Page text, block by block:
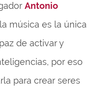
Antonio
música es la única
de activar y
por eso
para crear seres